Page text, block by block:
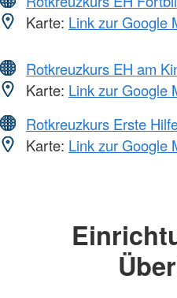
Karte: Link zur Google
Rotkreuzkurs EH am
Karte: Link zur Google
Rotkreuzkurs Erste
Karte: Link zur Google